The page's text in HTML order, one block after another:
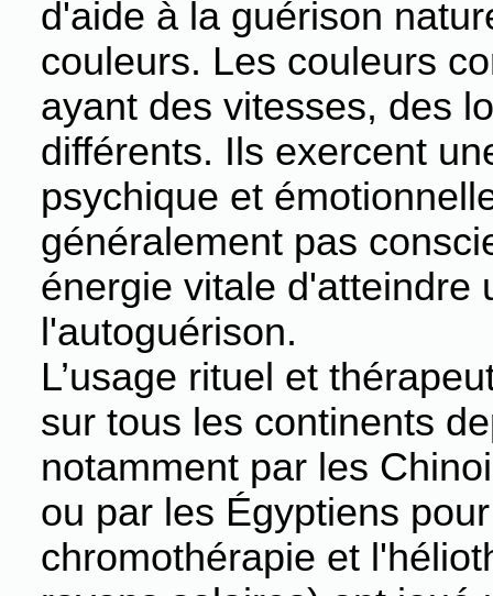
d'aide à la guérison
couleurs. Les couleurs
ayant des vitesses, des
différents. Ils exercent
psychique et
généralement pas
énergie vitale d'atteindre
l'autoguérison.
L’usage rituel et
sur tous les continents
notamment par les
ou par les Égyptiens
chromothérapie et